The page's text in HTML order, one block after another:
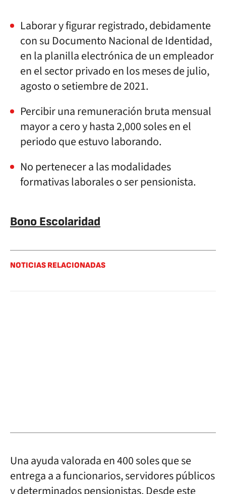
Laborar y figurar registrado, debidamente
con su Documento Nacional de Identidad,
en la planilla electrónica de un empleador
en el sector privado en los meses de julio,
agosto o setiembre de 2021.
Percibir una remuneración bruta mensual
mayor a cero y hasta 2,000 soles en el
periodo que estuvo laborando.
No pertenecer a las modalidades
formativas laborales o ser pensionista.
Bono Escolaridad
NOTICIAS RELACIONADAS
Una ayuda valorada en 400 soles que se
entrega a a funcionarios, servidores públicos